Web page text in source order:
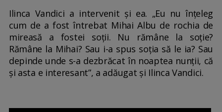
Ilinca Vandici a intervenit și ea. „Eu nu înțeleg
cum de a fost întrebat Mihai Albu de rochia de
mireasă a fostei soții. Nu rămâne la soție?
Rămâne la Mihai? Sau i-a spus soția să le ia? Sau
depinde unde s-a dezbrăcat în noaptea nunții, că
și asta e interesant”, a adăugat și Ilinca Vandici.